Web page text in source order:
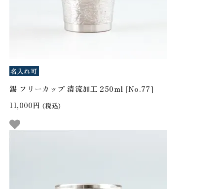
錫 フリーカップ 清流加工 250ml [No.77]
11,000円 (税込)